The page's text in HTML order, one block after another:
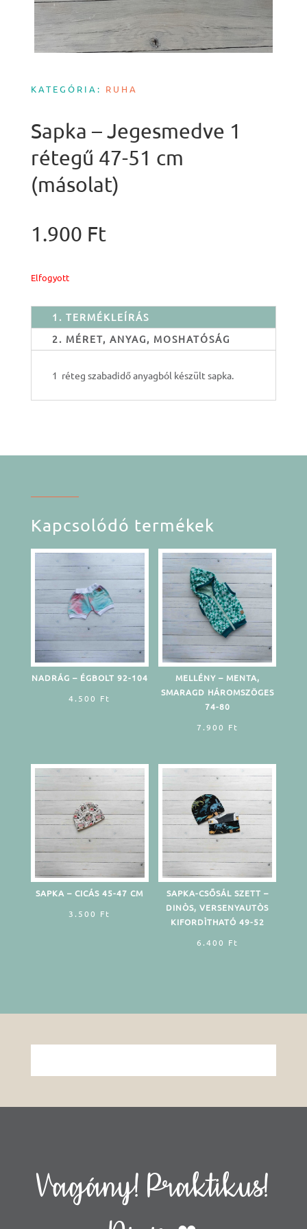
KATEGÓRIA: RUHA
Sapka – Jegesmedve 1
rétegű 47-51 cm
(másolat)
1.900 Ft
Elfogyott
1. TERMÉKLEÍRÁS
2. MÉRET, ANYAG, MOSHATÓSÁG
1 réteg szabadidő anyagból készült sapka.
Kapcsolódó termékek
NADRÁG – ÉGBOLT 92-104
4.500 Ft
MELLÉNY – MENTA,
SMARAGD HÁROMSZÖGES
74-80
7.900 Ft
SAPKA – CICÁS 45-47 CM
3.500 Ft
SAPKA-CSŐSÁL SZETT –
DINÒS, VERSENYAUTÒS
KIFORDÌTHATÓ 49-52
6.400 Ft
Vagány! Praktikus!